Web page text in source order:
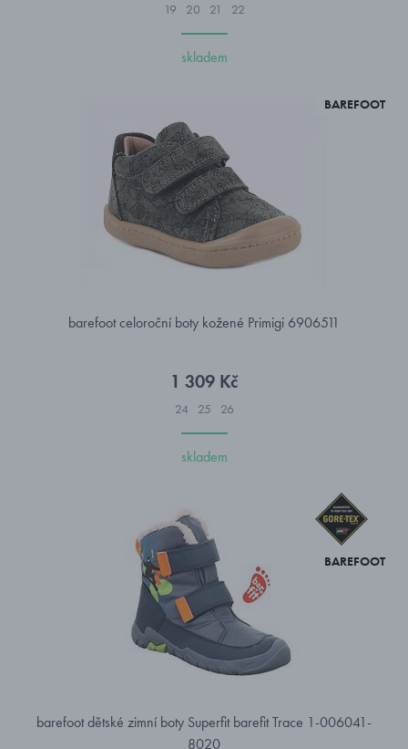
19 20 21 22
skladem
BAREFOOT
barefoot celoroční boty kožené Primigi 6906511
1 309 Kč
24 25 26
skladem
BAREFOOT
barefoot dětské zimní boty Superfit barefit Trace 1-006041-
8020